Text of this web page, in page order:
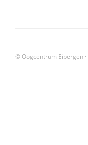
© Oogcentrum Eibergen ·